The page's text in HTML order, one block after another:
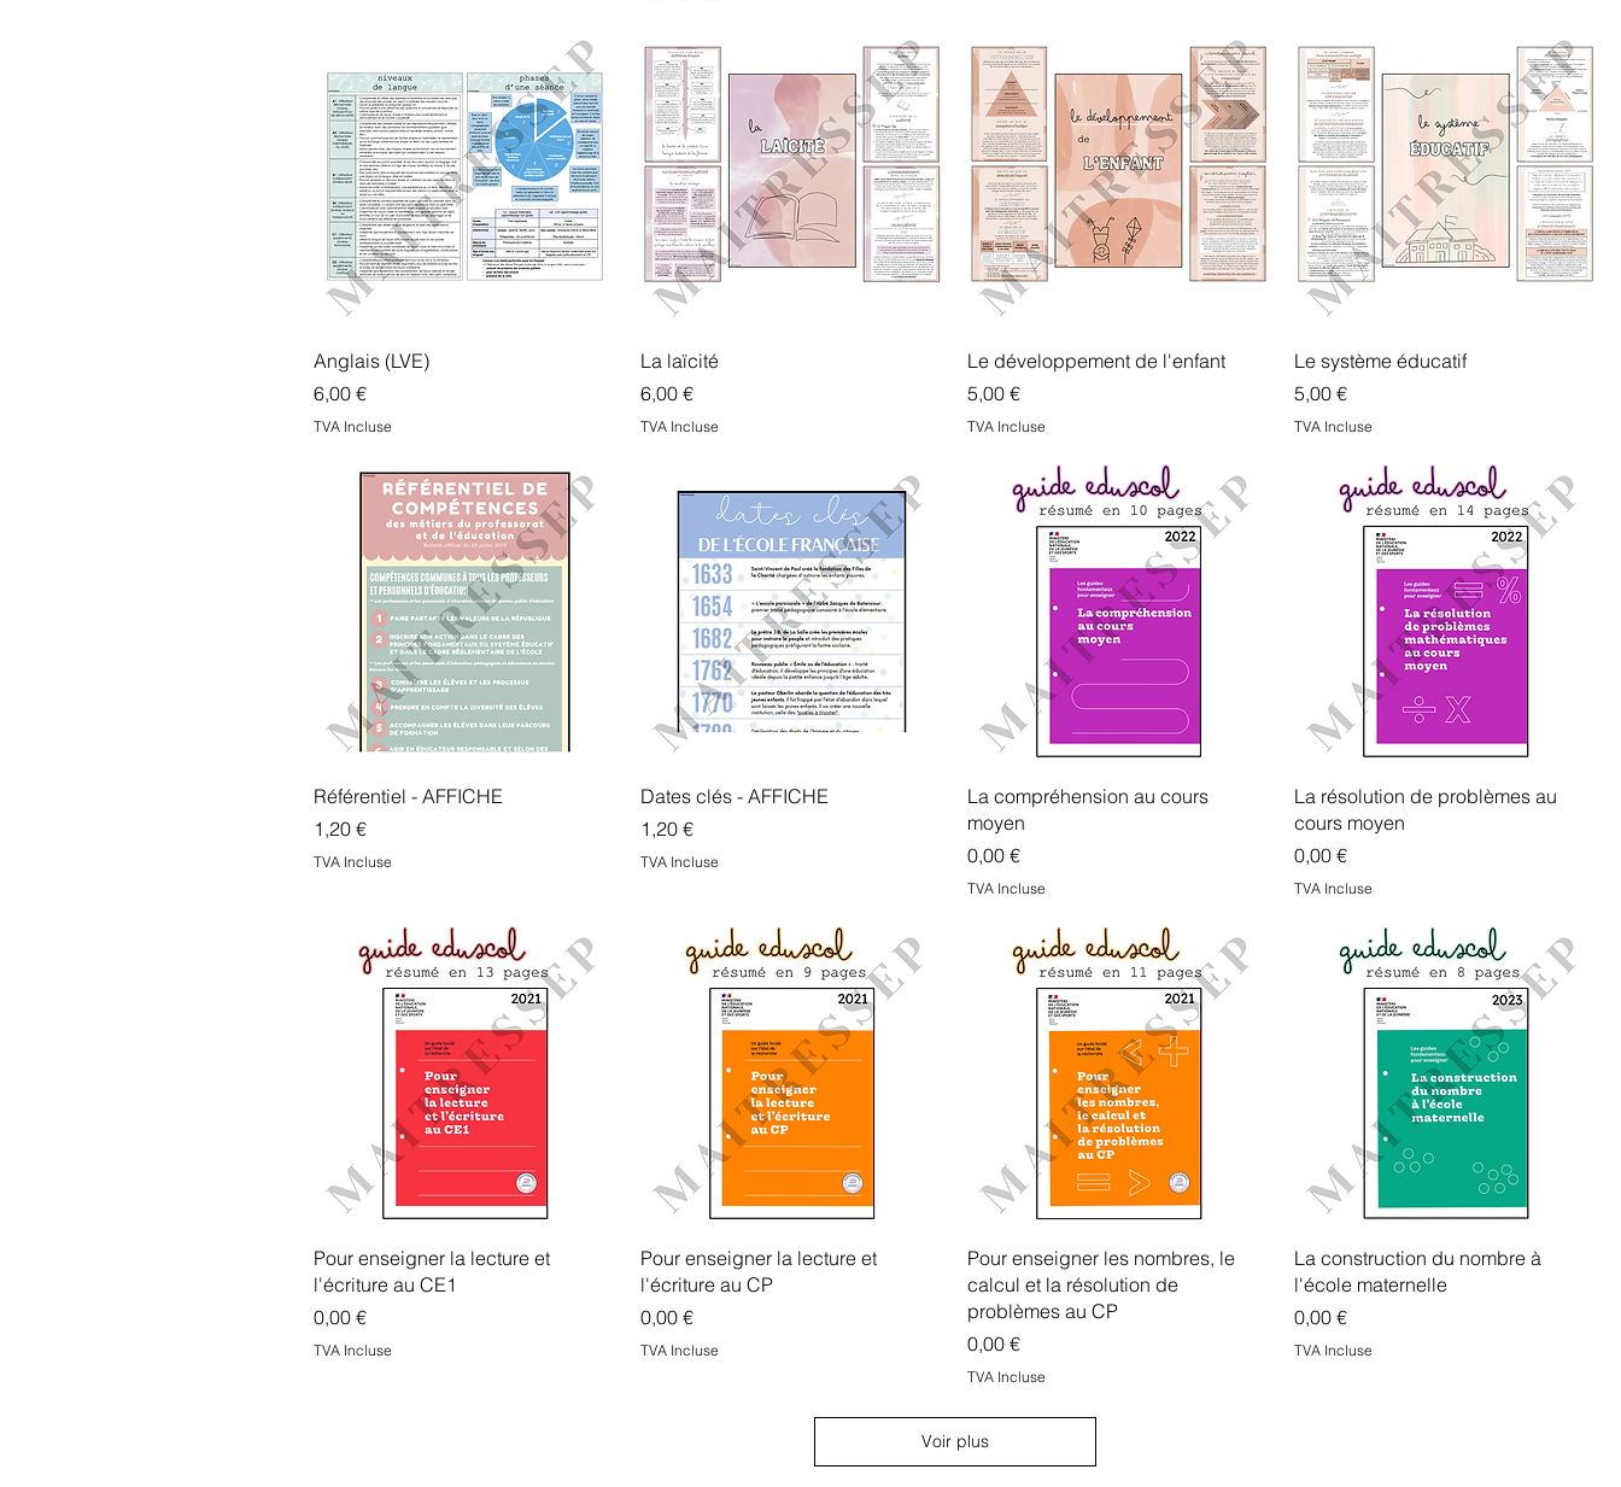
Anglais (LVE)
Prix
6,00 €
TVA Incluse
La laïcité
Prix
6,00 €
TVA Incluse
Le développement de l'enfant
Prix
5,00 €
TVA Incluse
Le système éducatif
Prix
5,00 €
TVA Incluse
Référentiel - AFFICHE
Prix
1,20 €
TVA Incluse
Dates clés - AFFICHE
Prix
1,20 €
TVA Incluse
La compréhension au cours
moyen
Prix
0,00 €
TVA Incluse
La résolution de problèmes au
cours moyen
Prix
0,00 €
TVA Incluse
Pour enseigner la lecture et
l'écriture au CE1
Prix
0,00 €
TVA Incluse
Pour enseigner la lecture et
l'écriture au CP
Prix
0,00 €
TVA Incluse
Pour enseigner les nombres, le
calcul et la résolution de
problèmes au CP
Prix
0,00 €
TVA Incluse
La construction du nombre à
l'école maternelle
Prix
0,00 €
TVA Incluse
Voir plus